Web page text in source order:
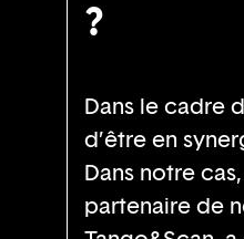
?
Dans le cadre
d’être en
Dans notre
partenaire de